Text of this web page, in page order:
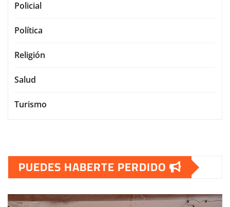
Policial
Política
Religión
Salud
Turismo
PUEDES HABERTE PERDIDO